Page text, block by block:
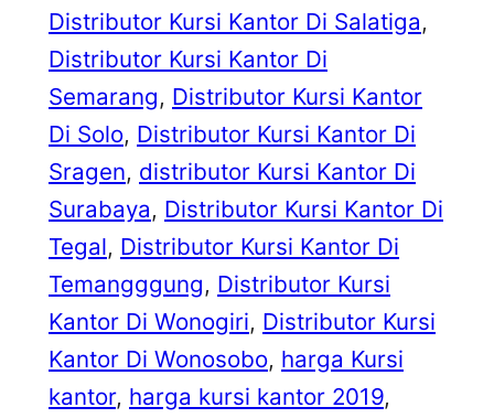
Distributor Kursi Kantor Di Salatiga
Distributor Kursi Kantor Di
Semarang, Distributor Kursi Kantor
Di Solo, Distributor Kursi Kantor Di
Sragen, distributor Kursi Kantor Di
Surabaya, Distributor Kursi Kantor Di
Tegal, Distributor Kursi Kantor Di
Temangggung, Distributor Kursi
Kantor Di Wonogiri, Distributor Kursi
Kantor Di Wonosobo, harga Kursi
kantor, harga kursi kantor 2019